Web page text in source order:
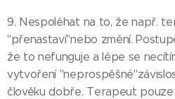
9. Nespoléhat na to, že např.
"přenastaví"nebo změní.
že to nefunguje a lépe se
vytvoření
člověku dobře. Terapeut pouze